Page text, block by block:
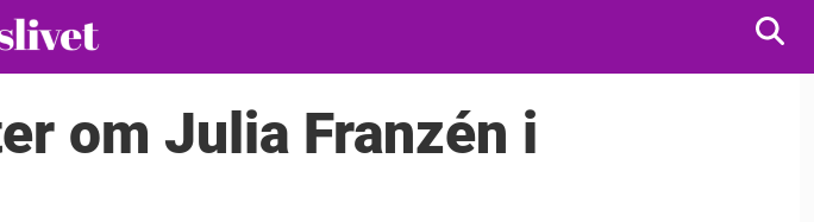
om Julia Franzén i